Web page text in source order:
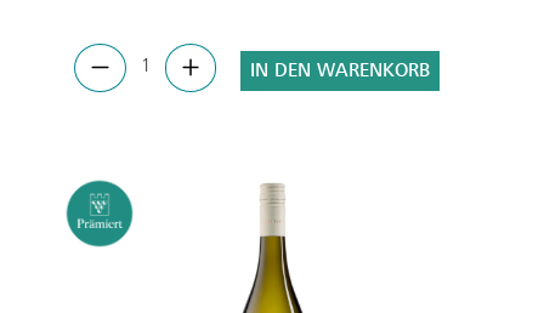
IN DEN WARENKORB